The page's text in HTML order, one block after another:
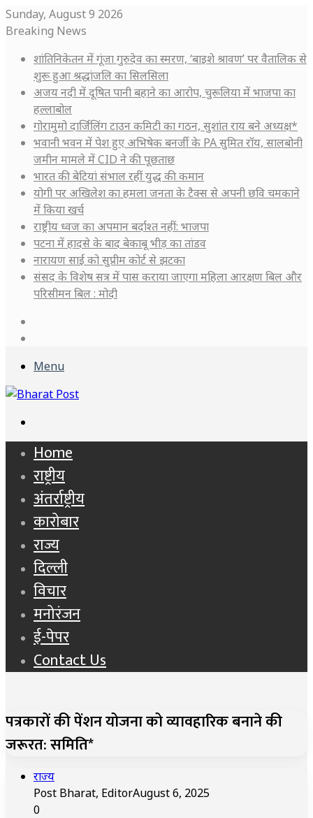
Sunday, August 9 2026
Breaking News
शांतिनिकेतन में गूंजा गुरुदेव का स्मरण, ‘बाइशे श्रावण’ पर वैतालिक से
शुरू हुआ श्रद्धांजलि का सिलसिला
अजय नदी में दूषित पानी बहाने का आरोप, चुरूलिया में भाजपा का
हल्लाबोल
गोरामुमो दार्जिलिंग टाउन कमिटी का गठन, सुशांत राय बने अध्यक्ष*
भवानी भवन में पेश हुए अभिषेक बनर्जी के PA सुमित रॉय, सालबोनी
जमीन मामले में CID ने की पूछताछ
भारत की बेटियां संभाल रहीं युद्ध की कमान
योगी पर अखिलेश का हमला जनता के टैक्स से अपनी छवि चमकाने
में किया खर्च
राष्ट्रीय ध्वज का अपमान बर्दाश्त नहीं: भाजपा
पटना में हादसे के बाद बेकाबू भीड़ का तांडव
नारायण साईं को सुप्रीम कोर्ट से झटका
संसद के विशेष सत्र में पास कराया जाएगा महिला आरक्षण बिल और
परिसीमन बिल : मोदी
Menu
for
Home
राष्ट्रीय
अंतर्राष्ट्रीय
कारोबार
राज्य
दिल्ली
विचार
मनोरंजन
ई-पेपर
Contact Us
पत्रकारों की पेंशन योजना को व्यावहारिक बनाने की
जरूरत: समिति*
राज्य
Post Bharat, EditorAugust 6, 2025
0